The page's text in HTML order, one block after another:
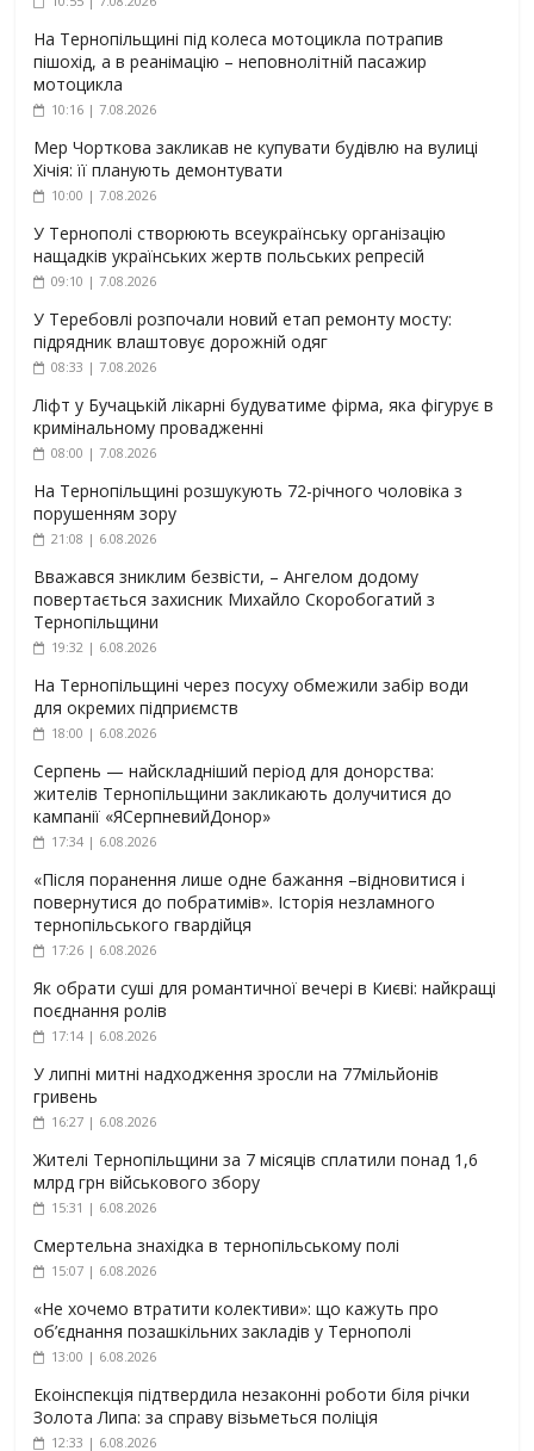
На Тернопільщині під колеса мотоцикла потрапив
пішохід, а в реанімацію – неповнолітній пасажир
мотоцикла
10:16 | 7.08.2026
Мер Чорткова закликав не купувати будівлю на вулиці
Хічія: її планують демонтувати
10:00 | 7.08.2026
У Тернополі створюють всеукраїнську організацію
нащадків українських жертв польських репресій
09:10 | 7.08.2026
У Теребовлі розпочали новий етап ремонту мосту:
підрядник влаштовує дорожній одяг
08:33 | 7.08.2026
Ліфт у Бучацькій лікарні будуватиме фірма, яка фігурує в
кримінальному провадженні
08:00 | 7.08.2026
На Тернопільщині розшукують 72-річного чоловіка з
порушенням зору
21:08 | 6.08.2026
Вважався зниклим безвісти, – Ангелом додому
повертається захисник Михайло Скоробогатий з
Тернопільщини
19:32 | 6.08.2026
На Тернопільщині через посуху обмежили забір води
для окремих підприємств
18:00 | 6.08.2026
Серпень — найскладніший період для донорства:
жителів Тернопільщини закликають долучитися до
кампанії «ЯСерпневийДонор»
17:34 | 6.08.2026
«Після поранення лише одне бажання –відновитися і
повернутися до побратимів». Історія незламного
тернопільського гвардійця
17:26 | 6.08.2026
Як обрати суші для романтичної вечері в Києві: найкращі
поєднання ролів
17:14 | 6.08.2026
У липні митні надходження зросли на 77мільйонів
гривень
16:27 | 6.08.2026
Жителі Тернопільщини за 7 місяців сплатили понад 1,6
млрд грн військового збору
15:31 | 6.08.2026
Смертельна знахідка в тернопільському полі
15:07 | 6.08.2026
«Не хочемо втратити колективи»: що кажуть про
об’єднання позашкільних закладів у Тернополі
13:00 | 6.08.2026
Екоінспекція підтвердила незаконні роботи біля річки
Золота Липа: за справу візьметься поліція
12:33 | 6.08.2026